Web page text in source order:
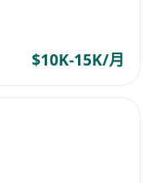
$10K-15K/月